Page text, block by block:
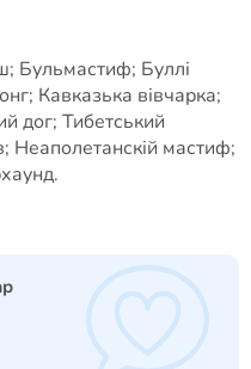
Бульмастиф; Буллі
Кавказька вівчарка;
дог; Тибетський
Неаполетанскій мастиф;